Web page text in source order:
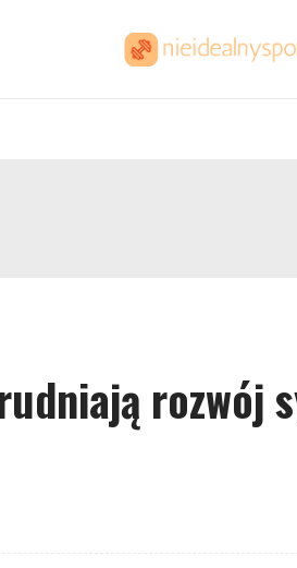
rozwój